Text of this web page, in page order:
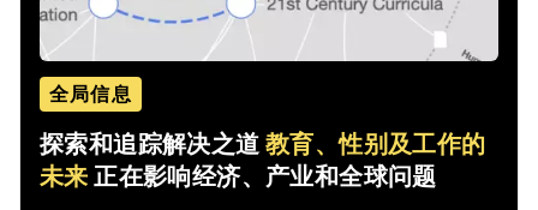
全局信息
探索和追踪解决之道教育、性别及工作的
未来 正在影响经济、产业和全球问题